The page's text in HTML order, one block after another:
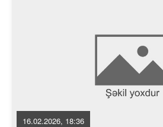
16.02.2026, 18:36